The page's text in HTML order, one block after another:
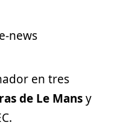
en tres
de Le Mansy